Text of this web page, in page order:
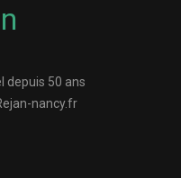
depuis 50 ans
nancy.fr